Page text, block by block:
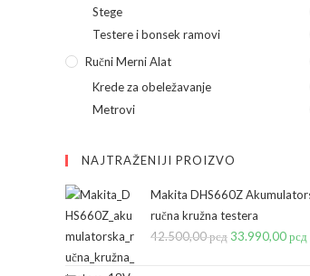
Stege
Testere i bonsek ramovi
Ručni Merni Alat
Krede za obeležavanje
Metrovi
NAJTRAŽENIJI PROIZVO
Makita DHS660Z
ručna kružna testera
42.500,00рсд Originalna
33.990,00рсд